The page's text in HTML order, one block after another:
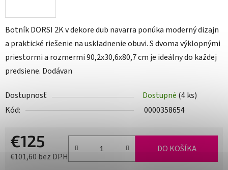
Botník DORSI 2K v dekore dub navarra ponúka moderný dizajn
a praktické riešenie na uskladnenie obuvi. S dvoma výklopnými
priestormi a rozmermi 90,2x30,6x80,7 cm je ideálny do každej
predsiene. Dodávan
Dostupnosť Dostupné (4 ks)
Kód:
0000358654
€125
€101,60 bez DPH
DO KOŠÍKA